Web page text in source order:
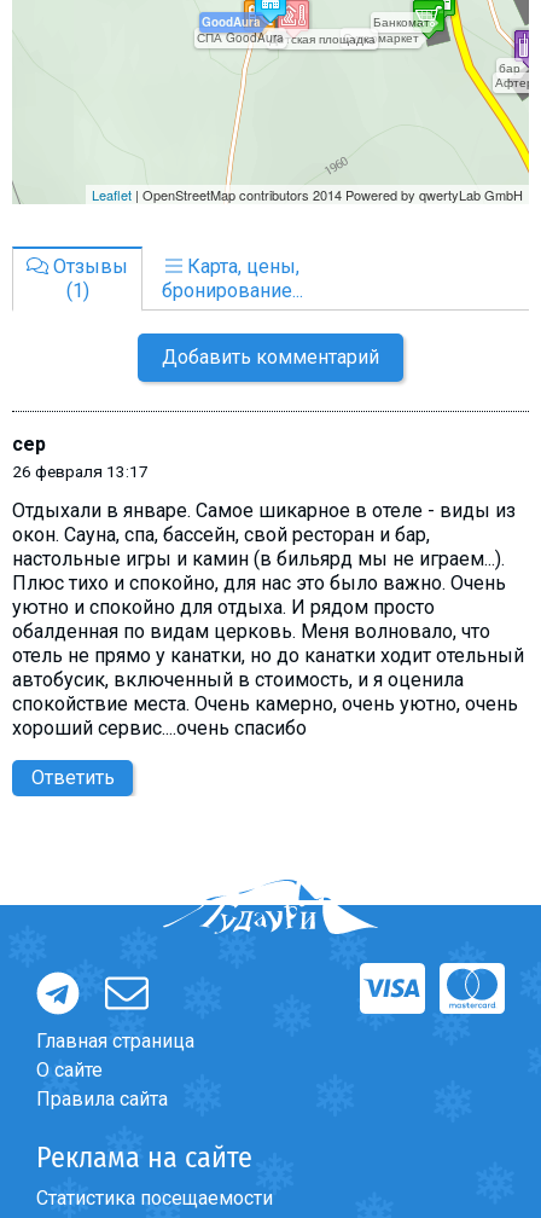
Отзывы
(1)
Карта, цены,
бронирование...
Добавить комментарий
сер
26 февраля 13:17
Отдыхали в январе. Самое шикарное в отеле - виды из
окон. Сауна, спа, бассейн, свой ресторан и бар,
настольные игры и камин (в бильярд мы не играем...).
Плюс тихо и спокойно, для нас это было важно. Очень
уютно и спокойно для отдыха. И рядом просто
обалденная по видам церковь. Меня волновало, что
отель не прямо у канатки, но до канатки ходит отельный
автобусик, включенный в стоимость, и я оценила
спокойствие места. Очень камерно, очень уютно, очень
хороший сервис....очень спасибо
Ответить
Главная страница
О сайте
Правила сайта
Реклама на сайте
Статистика посещаемости